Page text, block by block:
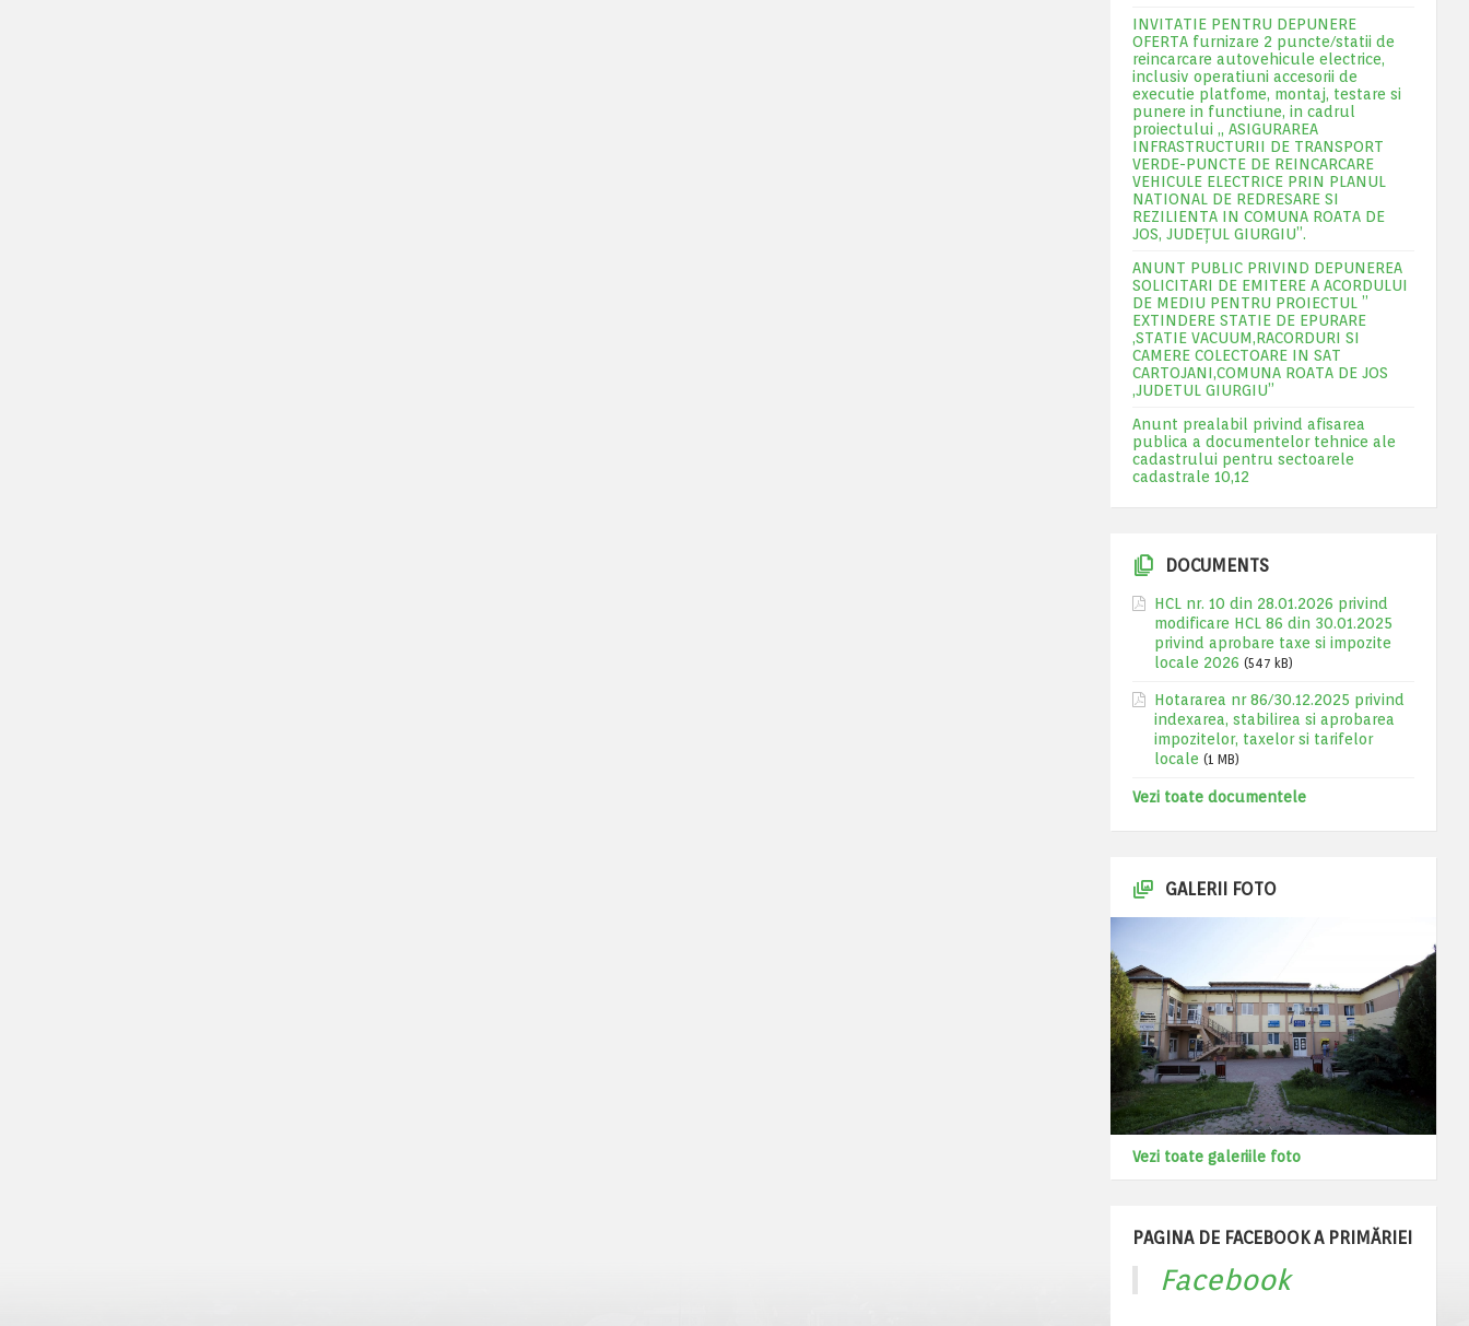
INVITATIE PENTRU DEPUNERE
OFERTA furnizare 2 puncte/statii de
reincarcare autovehicule electrice,
inclusiv operatiuni accesorii de
executie platfome, montaj, testare si
punere in functiune, in cadrul
proiectului „ ASIGURAREA
INFRASTRUCTURII DE TRANSPORT
VERDE-PUNCTE DE REINCARCARE
VEHICULE ELECTRICE PRIN PLANUL
NATIONAL DE REDRESARE SI
REZILIENTA IN COMUNA ROATA DE
JOS, JUDEŢUL GIURGIU”.
ANUNT PUBLIC PRIVIND DEPUNEREA
SOLICITARI DE EMITERE A ACORDULUI
DE MEDIU PENTRU PROIECTUL ”
EXTINDERE STATIE DE EPURARE
,STATIE VACUUM,RACORDURI SI
CAMERE COLECTOARE IN SAT
CARTOJANI,COMUNA ROATA DE JOS
,JUDETUL GIURGIU”
Anunt prealabil privind afisarea
publica a documentelor tehnice ale
cadastrului pentru sectoarele
cadastrale 10,12
DOCUMENTS
HCL nr. 10 din 28.01.2026 privind
modificare HCL 86 din 30.01.2025
privind aprobare taxe si impozite
locale 2026 (547 kB)
Hotararea nr 86/30.12.2025 privind
indexarea, stabilirea si aprobarea
impozitelor, taxelor si tarifelor
locale (1 MB)
Vezi toate documentele
GALERII FOTO
Vezi toate galeriile foto
PAGINA DE FACEBOOK A PRIMĂRIEI
Facebook